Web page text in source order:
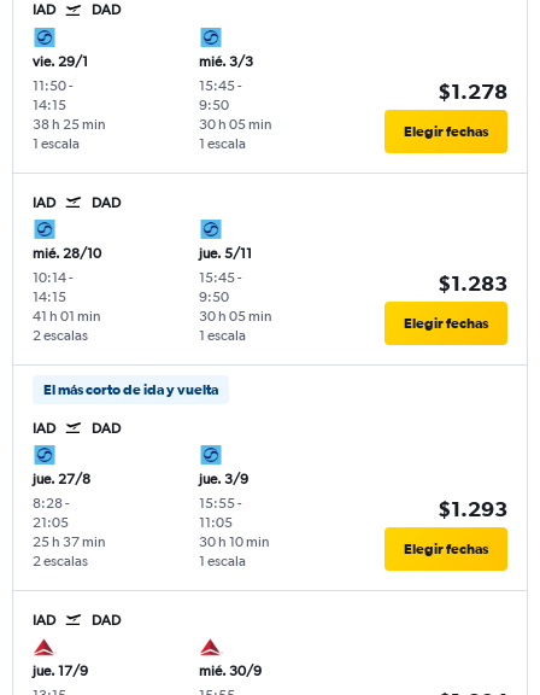
IAD DAD
vie. 29/1
11:50-
14:15
1 escala
38 h 25 min
mié. 3/3
15:45-
9:50
1 escala
30 h 05 min
$1.278
Elegir fechas
IAD DAD
mié. 28/10
10:14-
14:15
2 escalas
41 h 01 min
jue. 5/11
15:45-
9:50
1 escala
30 h 05 min
$1.283
Elegir fechas
El más corto de ida y vuelta
IAD DAD
jue. 27/8
8:28-
21:05
2 escalas
25 h 37 min
jue. 3/9
15:55-
11:05
1 escala
30 h 10 min
$1.293
Elegir fechas
IAD DAD
jue. 17/9
mié. 30/9